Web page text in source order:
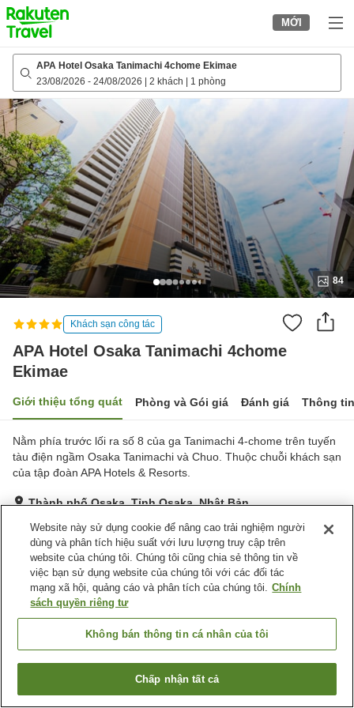
to
top
page
MỚI
APA Hotel Osaka Tanimachi 4chome Ekimae
23/08/2026 - 24/08/2026 2 khách 1 phòng
84
Khách sạn công tác
APA Hotel Osaka Tanimachi 4chome
Ekimae
Giới thiệu tổng quát Phòng và Gói giá Đánh giá Thông
Nằm phía trước lối ra số 8 của ga Tanimachi 4-chome trên tuyến
tàu điện ngầm Osaka Tanimachi và Chuo. Thuộc chuỗi khách sạn
của tập đoàn APA Hotels & Resorts.
Thành phố Osaka, Tỉnh Osaka, Nhật Bản
Rất tốt Đánh giá:315lượt
Tiện nghi chỗ nghỉ
Nhà hàng
APA Hotel Osaka Tanimachi 4chome Ekimae
Tìm phòng trống
Website này sử dụng cookie để nâng cao trải nghiệm người
dùng và phân tích hiệu suất với lưu lượng truy cập trên
website của chúng tôi. Chúng tôi cũng chia sẻ thông tin về
việc bạn sử dụng website của chúng tôi với các đối tác
mạng xã hội, quảng cáo và phân tích của chúng tôi. Chính
sách quyền riêng tư
Không bán thông tin cá nhân của tôi
Chấp nhận tất cả